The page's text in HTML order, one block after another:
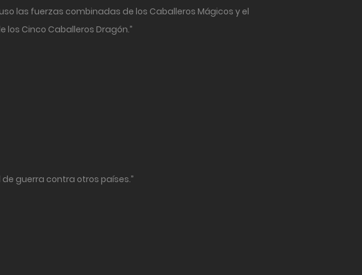
las fuerzas combinadas de los Caballeros Mágicos y el
Cinco Caballeros Dragón.”
guerra contra otros países.”